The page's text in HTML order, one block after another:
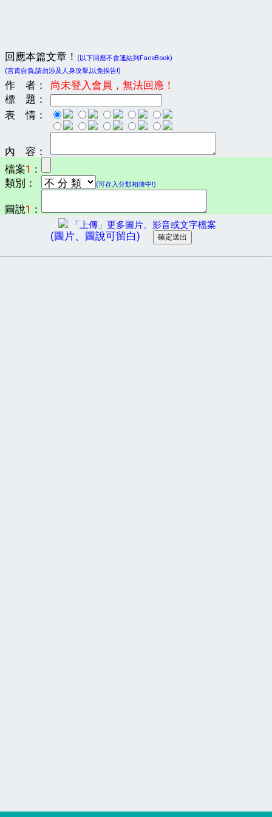
回應本篇文章！
(以下回應不會連結到FaceBook)
(言責自負,請勿涉及人身攻擊,以免挨告!)
作 者：
尚未登入會員，無法回應！
標 題：
表 情：
內 容：
檔案1 ：
類別：
(可存入分類相簿中!)
圖說1 ：
「上傳」更多圖片、影音或文字檔案
(圖片、圖說可留白)